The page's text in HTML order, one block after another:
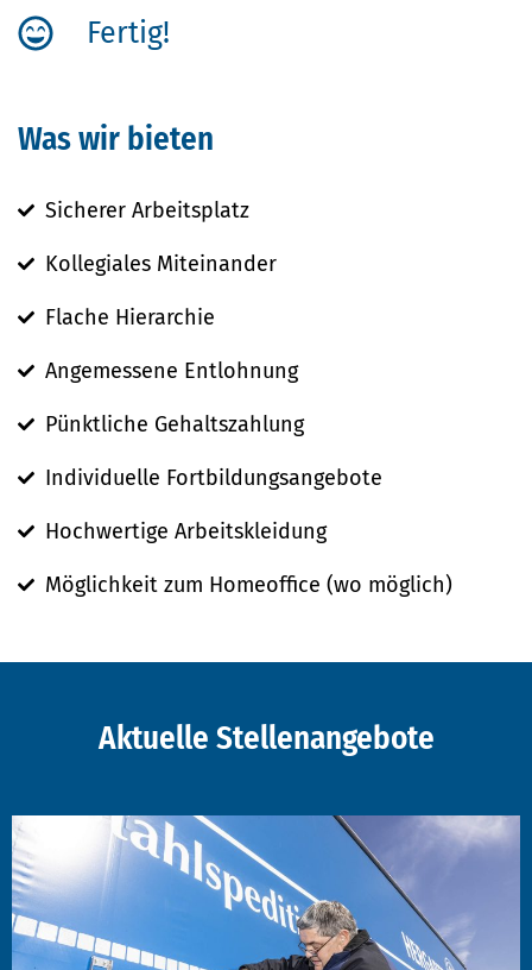
Fertig!
Was wir bieten
Sicherer Arbeitsplatz
Kollegiales Miteinander
Flache Hierarchie
Angemessene Entlohnung
Pünktliche Gehaltszahlung
Individuelle Fortbildungsangebote
Hochwertige Arbeitskleidung
Möglichkeit zum Homeoffice (wo möglich)
Aktuelle Stellenangebote